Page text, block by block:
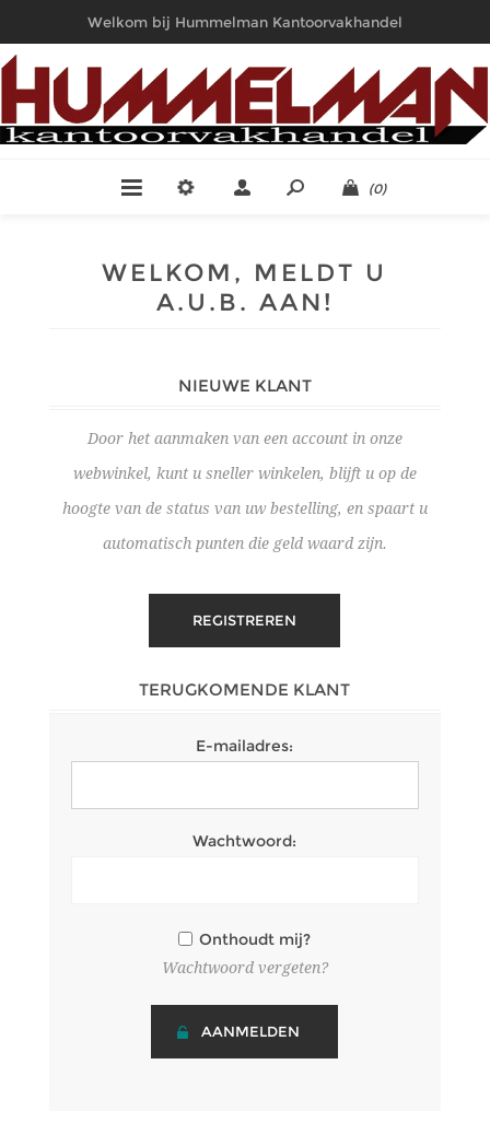
Welkom bij Hummelman Kantoorvakhandel
(0)
WELKOM, MELDT U
A.U.B. AAN!
NIEUWE KLANT
Door het aanmaken van een account in onze
webwinkel, kunt u sneller winkelen, blijft u op de
hoogte van de status van uw bestelling, en spaart u
automatisch punten die geld waard zijn.
TERUGKOMENDE KLANT
E-mailadres:
Wachtwoord:
Onthoudt mij?
Wachtwoord vergeten?